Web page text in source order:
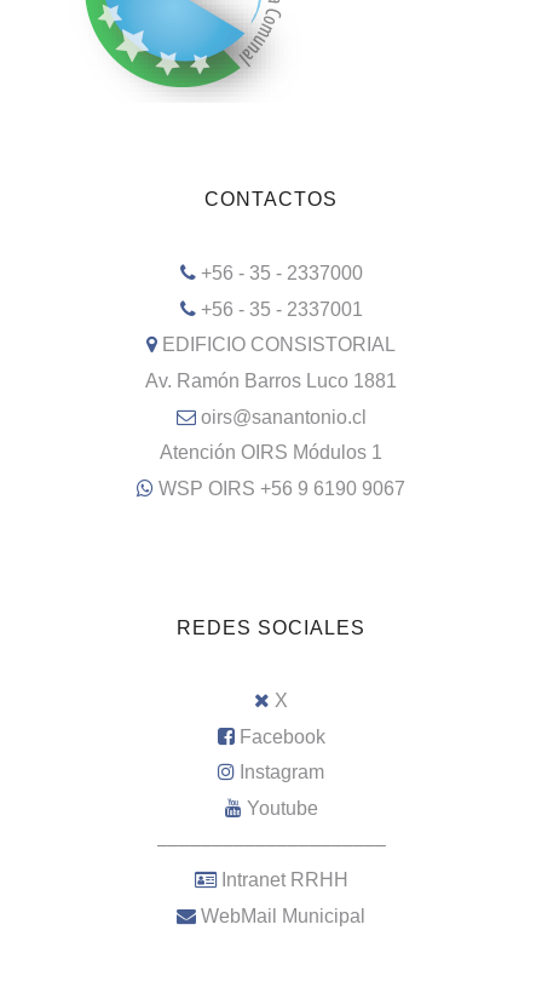
CONTACTOS
+56 - 35 - 2337000
+56 - 35 - 2337001
EDIFICIO CONSISTORIAL
Av. Ramón Barros Luco 1881
oirs@sanantonio.cl
Atención OIRS Módulos 1
WSP OIRS +56 9 6190 9067
REDES SOCIALES
X
Facebook
Instagram
Youtube
–––––––––––––––––––––
Intranet RRHH
WebMail Municipal